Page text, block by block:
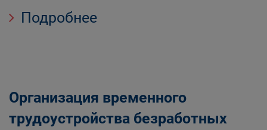
Подробнее
Организация временного
трудоустройства безработных